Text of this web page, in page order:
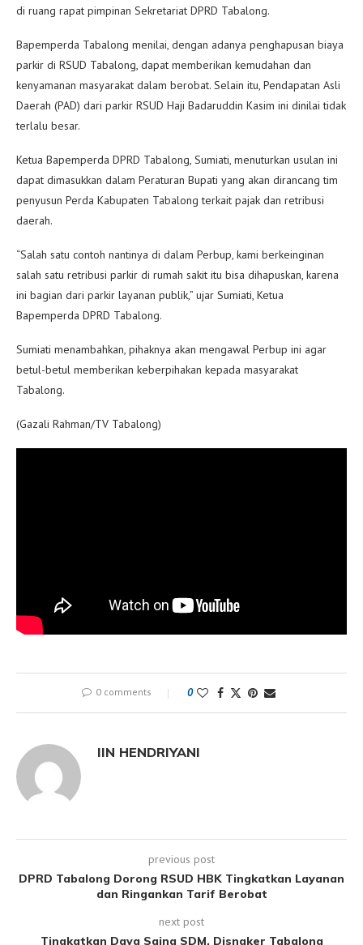
di ruang rapat pimpinan Sekretariat DPRD Tabalong.
Bapemperda Tabalong menilai, dengan adanya penghapusan biaya
parkir di RSUD Tabalong, dapat memberikan kemudahan dan
kenyamanan masyarakat dalam berobat. Selain itu, Pendapatan Asli
Daerah (PAD) dari parkir RSUD Haji Badaruddin Kasim ini dinilai tidak
terlalu besar.
Ketua Bapemperda DPRD Tabalong, Sumiati, menuturkan usulan ini
dapat dimasukkan dalam Peraturan Bupati yang akan dirancang tim
penyusun Perda Kabupaten Tabalong terkait pajak dan retribusi
daerah.
“Salah satu contoh nantinya di dalam Perbup, kami berkeinginan
salah satu retribusi parkir di rumah sakit itu bisa dihapuskan, karena
ini bagian dari parkir layanan publik,” ujar Sumiati, Ketua
Bapemperda DPRD Tabalong.
Sumiati menambahkan, pihaknya akan mengawal Perbup ini agar
betul-betul memberikan keberpihakan kepada masyarakat
Tabalong.
(Gazali Rahman/TV Tabalong)
0 comments 0
IIN HENDRIYANI
previous post
DPRD Tabalong Dorong RSUD HBK Tingkatkan Layanan
dan Ringankan Tarif Berobat
next post
Tingkatkan Daya Saing SDM, Disnaker Tabalong